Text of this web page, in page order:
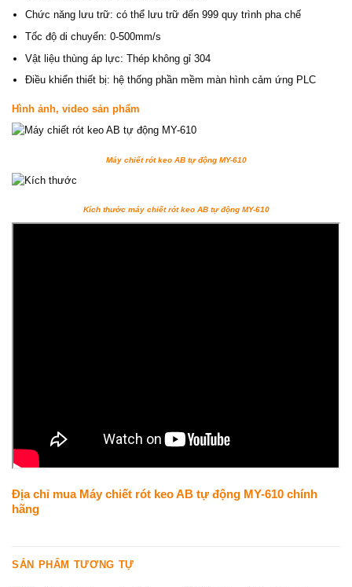
Chức năng lưu trữ: có thể lưu trữ đến 999 quy trình pha chế
Tốc độ di chuyển: 0-500mm/s
Vật liệu thùng áp lực: Thép không gỉ 304
Điều khiển thiết bị: hệ thống phần mềm màn hình cảm ứng PLC
Hình ảnh, video sản phẩm
Máy chiết rót keo AB tự động MY-610
Kích thước máy chiết rót keo AB tự động MY-610
Địa chỉ mua Máy chiết rót keo AB tự động MY-610 chính
hãng
SẢN PHẨM TƯƠNG TỰ